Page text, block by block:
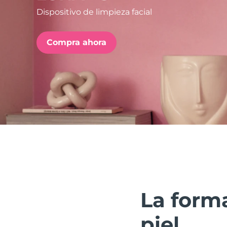
Dispositivo de limpieza facial
Compra ahora
La
issa™ Teeth Whitening Set
FAQ™ Dual LED Panel
POPULAR